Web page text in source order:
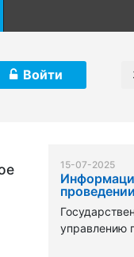
Войти
15-07-2025
управлению